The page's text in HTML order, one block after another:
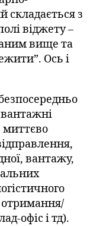
складається з
віджету –
вище та
Ось і
миттєво
вантажу,
офіс і тд).